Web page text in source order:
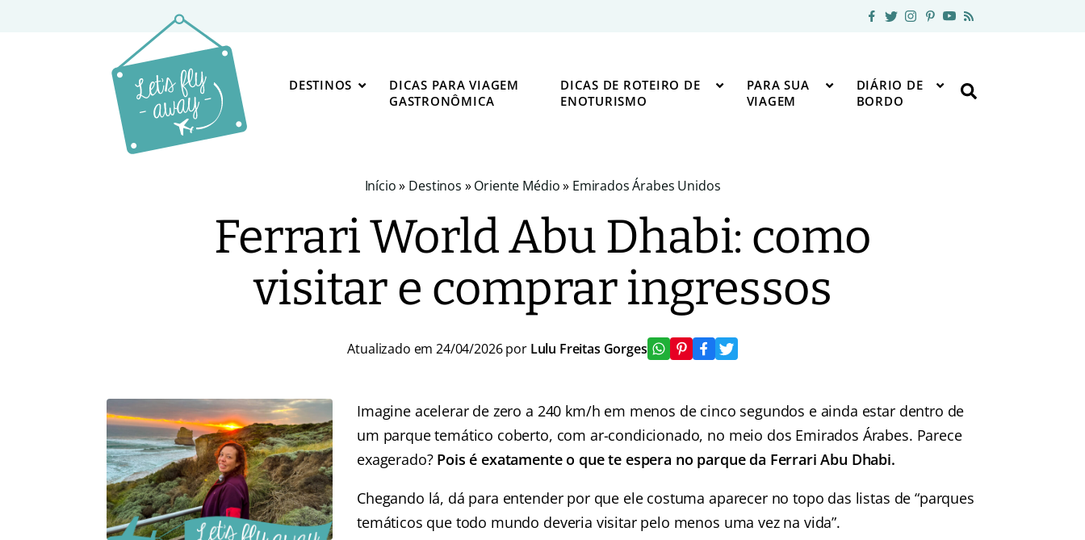
DESTINOS
DICAS PARA VIAGEM
GASTRONÔMICA
DICAS DE ROTEIRO DE
ENOTURISMO
PARA SUA
VIAGEM
DIÁRIO DE
BORDO
Início» Destinos »Oriente Médio» Emirados Árabes Unidos
Ferrari World Abu Dhabi: como
visitar e comprar ingressos
Atualizado em 24/04/2026 por Lulu Freitas Gorges
Imagine acelerar de zero a 240 km/h em menos de cinco segundos e ainda estar dentro de
um parque temático coberto, com ar-condicionado, no meio dos Emirados Árabes. Parece
exagerado? Pois é exatamente o que te espera no parque da Ferrari Abu Dhabi.
Chegando lá, dá para entender por que ele costuma aparecer no topo das listas de “parques
temáticos que todo mundo deveria visitar pelo menos uma vez na vida”.